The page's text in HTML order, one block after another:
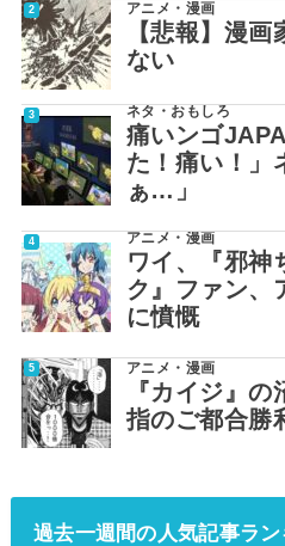
アニメ・漫画
【悲報】漫
ない
ネタ・おもしろ
痛いンゴ
た！痛い！」
ぁ…」
アニメ・漫画
ワイ、『邪神
ク』ファン、
に憤慨
アニメ・漫画
『カイジ』
指のご都合勝
過去一週間の人気記事ラ